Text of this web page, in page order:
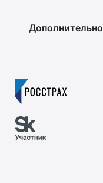
Дополнительно